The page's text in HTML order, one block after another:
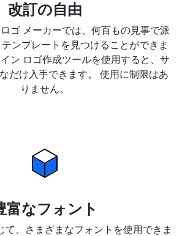
改訂の自由
ゴ メーカーでは、何百もの見事で派
ンプレートを見つけることができま
ン ロゴ作成ツールを使用すると、サ
だけ入手できます。 使用に制限はあ
りません。
富なフォント
て、さまざまなフォントを使用できま